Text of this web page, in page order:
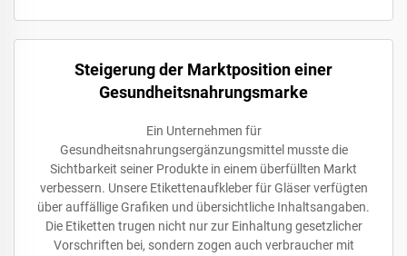
Steigerung der Marktposition einer
Gesundheitsnahrungsmarke
Ein Unternehmen für
Gesundheitsnahrungsergänzungsmittel musste die
Sichtbarkeit seiner Produkte in einem überfüllten Markt
verbessern. Unsere Etikettenaufkleber für Gläser verfügten
über auffällige Grafiken und übersichtliche Inhaltsangaben.
Die Etiketten trugen nicht nur zur Einhaltung gesetzlicher
Vorschriften bei, sondern zogen auch verbraucher mit